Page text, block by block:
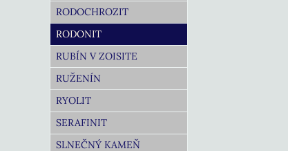
RODOCHROZIT
RODONIT
RUBÍN V ZOISITE
RUŽENÍN
RYOLIT
SERAFINIT
SLNEČNÝ KAMEŇ